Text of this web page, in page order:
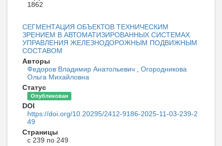
1862
СЕГМЕНТАЦИЯ ОБЪЕКТОВ ТЕХНИЧЕСКИМ
ЗРЕНИЕМ В АВТОМАТИЗИРОВАННЫХ СИСТЕМАХ
УПРАВЛЕНИЯ ЖЕЛЕЗНОДОРОЖНЫМ ПОДВИЖНЫМ
СОСТАВОМ
Авторы
Федоров Владимир Анатольевич
Огородникова
Ольга Михайловна
Статус
Опубликован
DOI
https://doi.org/10.20295/2412-9186-2025-11-03-239-2
49
Страницы
с 239 по 249